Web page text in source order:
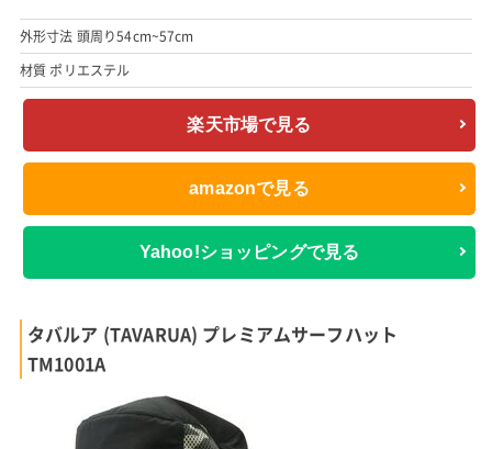
外形寸法 頭周り54cm~57cm
材質 ポリエステル
楽天市場で見る
amazonで見る
Yahoo!ショッピングで見る
タバルア (TAVARUA) プレミアムサーフハット
TM1001A